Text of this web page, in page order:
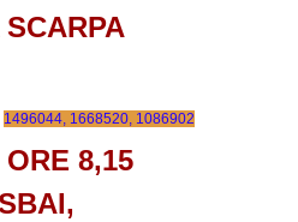
1496044, 1668520, 1086902
8,15